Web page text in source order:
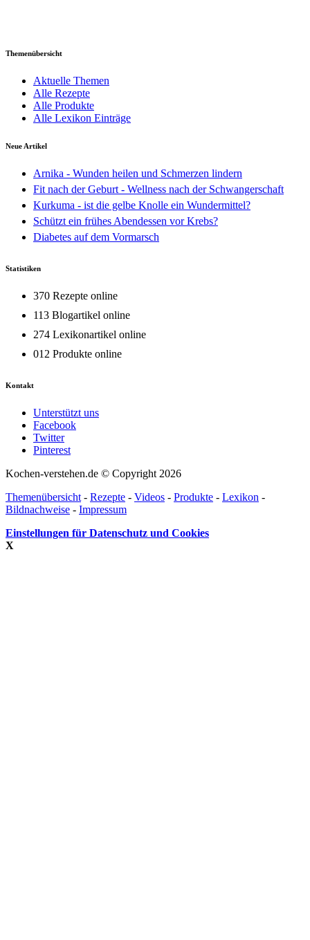
Themenübersicht
Aktuelle Themen
Alle Rezepte
Alle Produkte
Alle Lexikon Einträge
Neue Artikel
Arnika - Wunden heilen und Schmerzen lindern
Fit nach der Geburt - Wellness nach der Schwangerschaft
Kurkuma - ist die gelbe Knolle ein Wundermittel?
Schützt ein frühes Abendessen vor Krebs?
Diabetes auf dem Vormarsch
Statistiken
370 Rezepte online
113 Blogartikel online
274 Lexikonartikel online
012 Produkte online
Kontakt
Unterstützt uns
Facebook
Twitter
Pinterest
Kochen-verstehen.de © Copyright 2026
Themenübersicht - Rezepte - Videos - Produkte - Lexikon -
Bildnachweise - Impressum
Einstellungen für Datenschutz und Cookies
X